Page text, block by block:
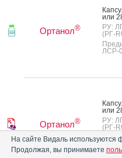
Ортанол®
или
РУ:
(РГ-
ЛСР-
Ортанол®
или
РУ:
(РГ-
ЛСР-
На сайте Видаль используются
Продолжая, вы принимаете